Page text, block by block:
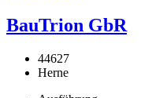
BauTrion GbR
44627
Herne